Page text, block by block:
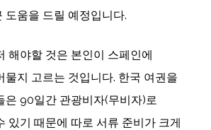
도움을 드릴 예정입니다.
해야할 것은 본인이 스페인에
물지 고르는 것입니다. 한국 여권을
은 90일간 관광비자(무비자)로
있기 때문에 따로 서류 준비가 크게